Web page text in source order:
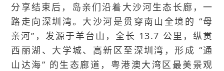
分享结束后，岛亲们沿着大沙河生态长廊，一
路走向深圳湾。大沙河是贯穿南山全境的 “母
亲河”，发源于羊台山，全长 13.7 公里，纵贯
西丽湖、大学城、高新区至深圳湾，形成 “通
山达海” 的生态廊道，粤港澳大湾区最美景观